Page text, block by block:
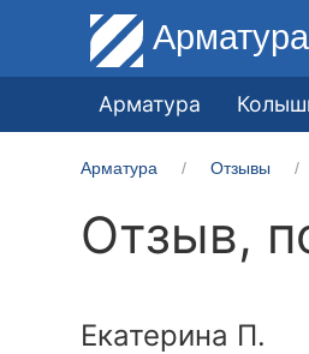
Арматура
Арматура
Арматура Отзывы
Отзыв,
Екатерина П.